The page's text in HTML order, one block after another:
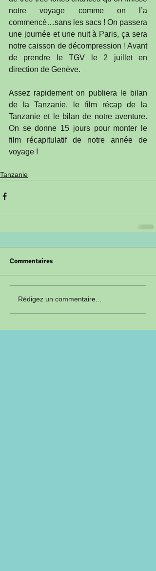
notre voyage comme on l’a
commencé…sans les sacs ! On passera
une journée et une nuit à Paris, ça sera
notre caisson de décompression ! Avant
de prendre le TGV le 2 juillet en
direction de Genève.
Assez rapidement on publiera le bilan
de la Tanzanie, le film récap de la
Tanzanie et le bilan de notre aventure.
On se donne 15 jours pour monter le
film récapitulatif de notre année de
voyage !
Tanzanie
Commentaires
Rédigez un commentaire...